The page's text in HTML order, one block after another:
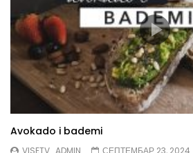
Avokado i bademi
VISETV_ADMIN
СЕПТЕМБАР 23, 2024